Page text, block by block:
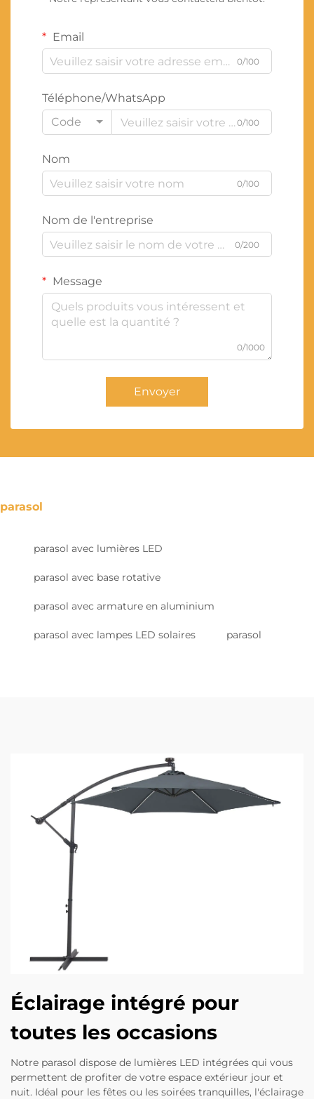
Email
0/100
Téléphone/WhatsApp
Code
0/100
Nom
0/100
Nom de l'entreprise
0/200
Message
0/1000
Envoyer
parasol
parasol avec lumières LED
parasol avec base rotative
parasol avec armature en aluminium
parasol avec lampes LED solaires parasol
Éclairage intégré pour
toutes les occasions
Notre parasol dispose de lumières LED intégrées qui vous
permettent de profiter de votre espace extérieur jour et
nuit. Idéal pour les fêtes ou les soirées tranquilles, l'éclairage